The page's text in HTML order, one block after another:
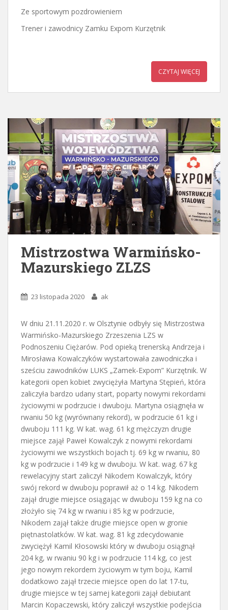
Ze sportowym pozdrowieniem
Trener i zawodnicy Zamku Expom Kurzętnik
CZYTAJ WIĘCEJ
Mistrzostwa Warmińsko-
Mazurskiego ZLZS
23 listopada 2020 ak
W dniu 21.11.2020 r. w Olsztynie odbyły się Mistrzostwa
Warmińsko-Mazurskiego Zrzeszenia LZS w
Podnoszeniu Ciężarów. Pod opieką trenerską Andrzeja i
Mirosława Kowalczyków wystartowała zawodniczka i
sześciu zawodników LUKS „Zamek-Expom” Kurzętnik. W
kategorii open kobiet zwyciężyła Martyna Stępień, która
zaliczyła bardzo udany start, poparty nowymi rekordami
życiowymi w podrzucie i dwuboju. Martyna osiągnęła w
rwaniu 50 kg (wyrównany rekord), w podrzucie 61 kg i
dwuboju 111 kg. W kat. wag. 61 kg mężczyzn drugie
miejsce zajął Paweł Kowalczyk z nowymi rekordami
życiowymi we wszystkich bojach tj. 69 kg w rwaniu, 80
kg w podrzucie i 149 kg w dwuboju. W kat. wag. 67 kg
rewelacyjny start zaliczył Nikodem Kowalczyk, który
swój rekord w dwuboju poprawił aż o 14 kg. Nikodem
zajął drugie miejsce osiągając w dwuboju 159 kg na co
złożyło się 74 kg w rwaniu i 85 kg w podrzucie,
Nikodem zajął także drugie miejsce open w gronie
piętnastolatków. W kat. wag. 81 kg zdecydowanie
zwyciężył Kamil Kłosowski który w dwuboju osiągnął
204 kg, w rwaniu 90 kg i w podrzucie 114 kg, co jest
jego nowym rekordem życiowym w tym boju, Kamil
dodatkowo zajął trzecie miejsce open do lat 17-tu,
drugie miejsce w tej samej kategorii zajął debiutant
Marcin Kopaczewski, który zaliczył wszystkie podejścia